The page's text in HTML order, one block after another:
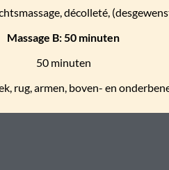
décolleté,
Massage B: 50 minuten
50 minuten
rug, armen, boven- en